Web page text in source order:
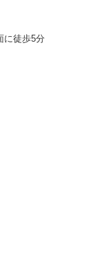
に徒歩5分